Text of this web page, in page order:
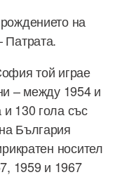
на
Патрата.
той играе
– между 1954 и
130 гола със
България
носител
1959 и 1967